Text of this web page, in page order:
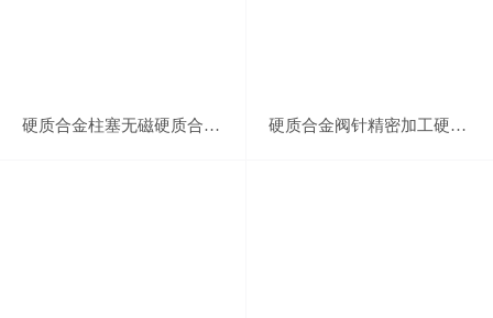
硬质合金柱塞无磁硬质合金柱塞套 硬质合金阀针精密加工硬质合金阀杆阀套